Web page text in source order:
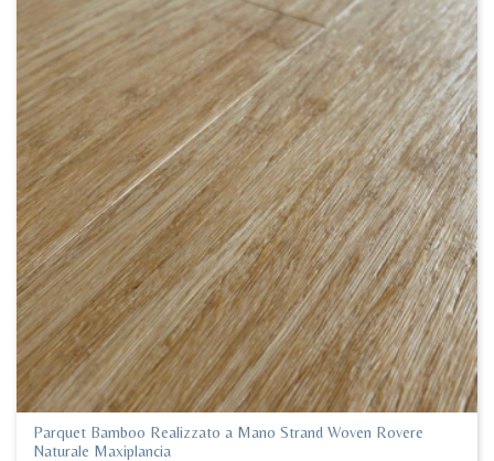
Parquet Bamboo Realizzato a Mano Strand Woven Rovere
Naturale Maxiplancia